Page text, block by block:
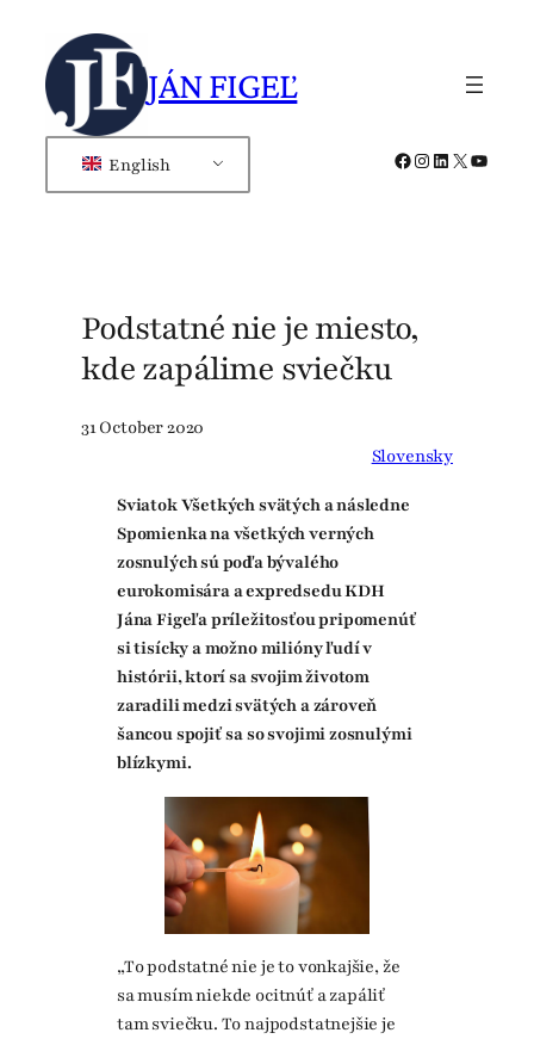
content
JÁN FIGEĽ
English Facebook
Instagram
LinkedIn
X
Podstatné nie je miesto,
kde zapálime sviečku
31 October 2020
Slovensky
Sviatok Všetkých svätých a následne
Spomienka na všetkých verných
zosnulých sú podľa bývalého
eurokomisára a expredsedu KDH
Jána Figeľa príležitosťou pripomenúť
si tisícky a možno milióny ľudí v
histórii, ktorí sa svojim životom
zaradili medzi svätých a zároveň
šancou spojiť sa so svojimi zosnulými
blízkymi.
„To podstatné nie je to vonkajšie, že
sa musím niekde ocitnúť a zapáliť
tam sviečku. To najpodstatnejšie je